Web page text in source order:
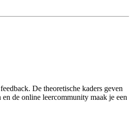
De theoretische kaders geven
de online leercommunity maak je een